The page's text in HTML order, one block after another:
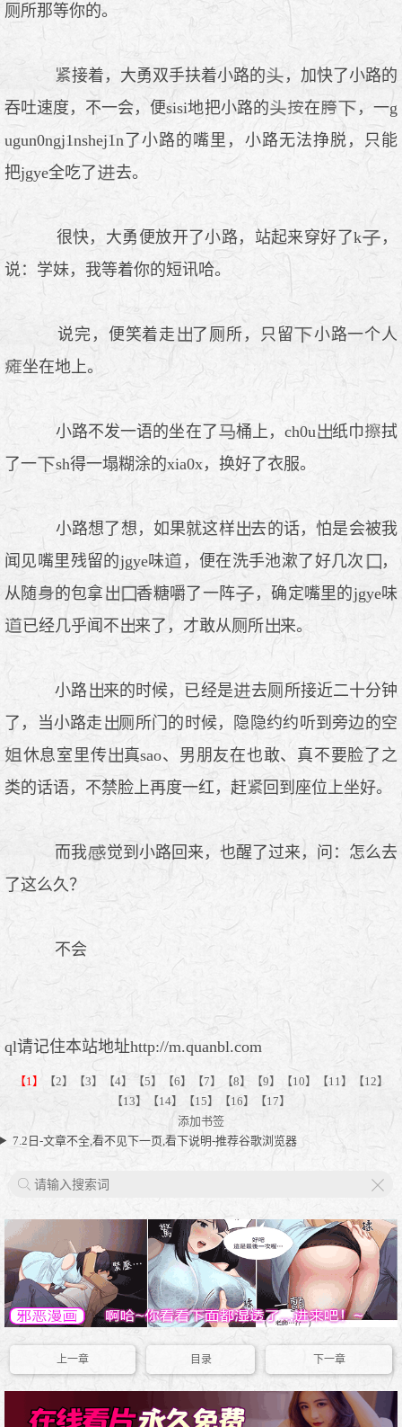
厕所那等你的。
接着，大勇双手扶着小路的
，加快了小路的
吞吐速度，不一会，便sisi地把小路的
在
，一g
ugun0ngj1nshej1n了小路的嘴里，小路无法挣脱，只能
把jgye全吃了
去。
很快，大勇便放开了小路，站起来穿好了k
，
说：学妹，我等着你的短讯哈。
说完，便笑着走 了厕所，只留
小路一个人
坐在地上。
小路不发一语的坐在了 桶上，ch0u 纸巾
拭
了一
sh得一塌糊涂的xia0x，换好了衣服。
小路想了想，如果就这样
去的话，怕是会被我
闻见嘴里残留的jgye味
，便在洗手池漱了好几次
，
从随
的包拿 香糖嚼了一阵
，确定嘴里的jgye味
已经几乎闻不
来了，才敢从厕所 来。
小路 来的时候，已经是
去厕所接近二十分钟
了，当小路走
厕所门的时候，隐隐约约听到旁边的空
休息室里传
真sao、男朋友在也敢、真不要脸了之
类的话语，不禁脸上再度一红，赶
回到座位上坐好。
而我
觉到小路回来，也醒了过来，问：怎么去
了这么久？
不会
ql请记住本站地址http://m.quanbl.com
【1】 【2】 【3】 【4】 【5】 【6】 【7】 【8】 【9】 【10】 【11】
【12】
【13】
【14】 【15】 【16】
【17】
添加书签
7.2日-文章不全,看不见下一页,看下说明-推荐谷歌浏览器
上一章 目录 下一章